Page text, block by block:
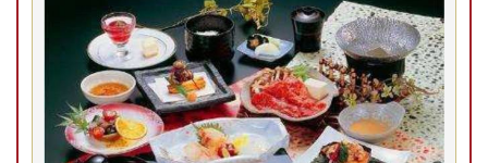
半露天風呂付客室【和室8帖+洋室8帖】
和洋室
Previous
8/6(木)
8/7(金)
残り1室
34,400円
8/8(土) 8/9(日)